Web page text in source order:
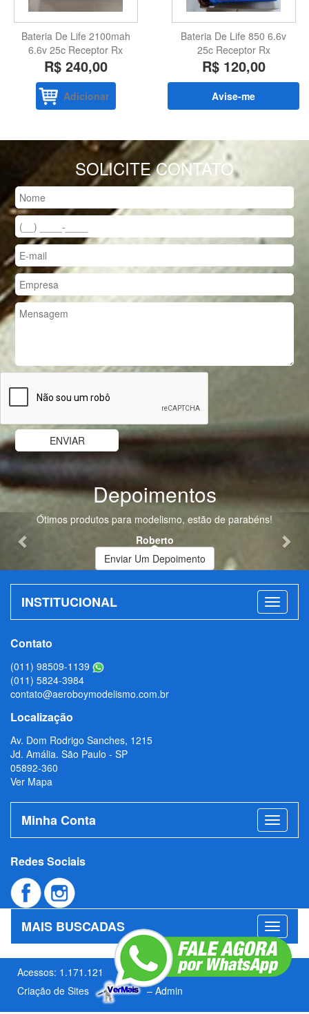
Bateria De Life 2100mah
6.6v 25c Receptor Rx
R$ 240,00
Adicionar
Bateria De Life 850 6.6v
25c Receptor Rx
R$ 120,00
Avise-me
SOLICITE CONTATO
Depoimentos
Ótimos produtos para modelismo, estão de parabéns!
Roberto
Previous
Enviar Um Depoimento
INSTITUCIONAL
Contato
(011) 98509-1139
(011) 5824-3984
contato@aeroboymodelismo.com.br
Localização
Av. Dom Rodrigo Sanches, 1215
Jd. Amália. São Paulo - SP
05892-360
Ver Mapa
Minha Conta
Redes Sociais
MAIS BUSCADAS
Acessos: 1.171.121
Criação de Sites
– Admin